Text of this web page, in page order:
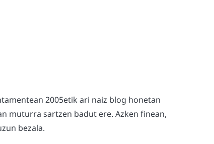
2005etik ari naiz blog honetan
muturra sartzen badut ere. Azken finean,
bezala.